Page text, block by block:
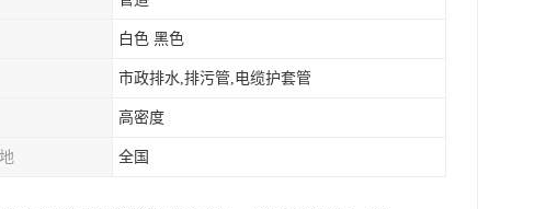
白色 黑色
市政排水,排污管,电缆护套管
高密度
全国